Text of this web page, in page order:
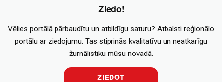
Ziedo!
Vēlies portālā pārbaudītu un atbildīgu saturu? Atbalsti reģionālo
portālu ar ziedojumu. Tas stiprinās kvalitatīvu un neatkarīgu
žurnālistiku mūsu novadā.
ZIEDOT